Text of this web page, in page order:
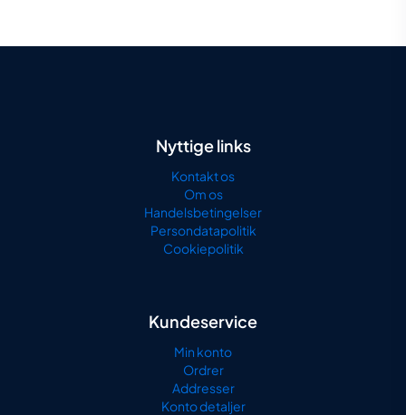
Nyttige links
Kontakt os
Om os
Handelsbetingelser
Persondatapolitik
Cookiepolitik
Kundeservice
Min konto
Ordrer
Addresser
Konto detaljer